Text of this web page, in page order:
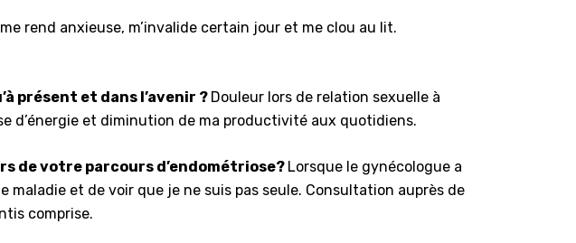
rend anxieuse, m’invalide certain jour et me clou au lit.
présent et dans l’avenir ? Douleur lors de relation sexuelle à
d’énergie et diminution de ma productivité aux quotidiens.
de votre parcours d’endométriose? Lorsque le gynécologue a
et de voir que je ne suis pas seule. Consultation auprès de
comprise.